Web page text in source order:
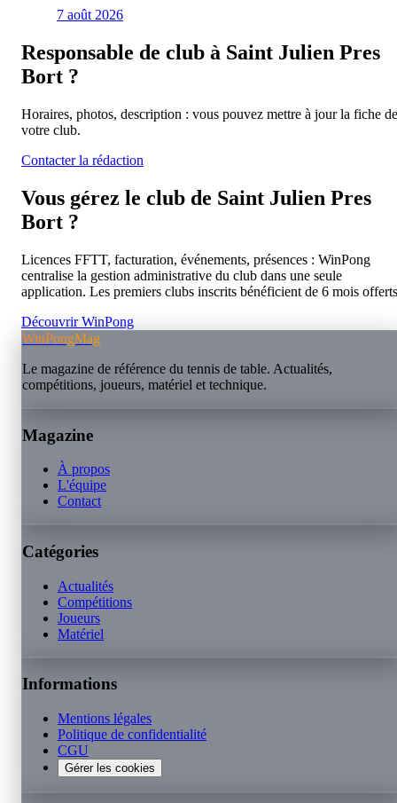
7 août 2026
Responsable de club à Saint Julien Pres
Bort ?
Horaires, photos, description : vous pouvez mettre à jour la fiche de
votre club.
Contacter la rédaction
Vous gérez le club de Saint Julien Pres
Bort ?
Licences FFTT, facturation, événements, présences : WinPong
centralise la gestion administrative du club dans une seule
application. Les premiers clubs inscrits bénéficient de 6 mois
Découvrir WinPong
WinPongMag
Le magazine de référence du tennis de table. Actualités,
compétitions, joueurs, matériel et technique.
Magazine
À propos
L'équipe
Contact
Catégories
Actualités
Compétitions
Joueurs
Matériel
Informations
Mentions légales
Politique de confidentialité
CGU
Gérer les cookies